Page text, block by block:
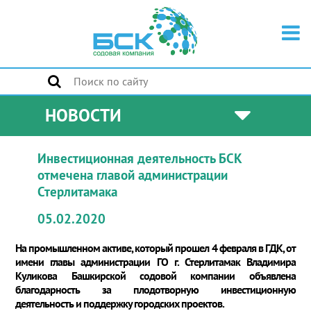
НОВОСТИ
Инвестиционная деятельность БСК
отмечена главой администрации
Стерлитамака
05.02.2020
На промышленном активе, который прошел 4 февраля в ГДК, от
имени главы администрации ГО г. Стерлитамак Владимира
Куликова Башкирской содовой компании объявлена
благодарность за плодотворную инвестиционную
деятельность и поддержку городских проектов.